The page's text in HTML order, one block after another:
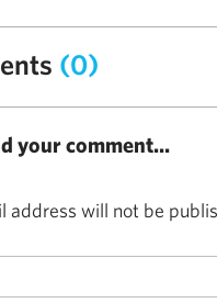
(0)
your comment...
address will not be